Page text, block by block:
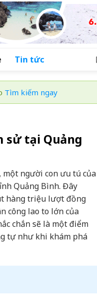
Tin tức
Tìm kiếm ngay
sử tại Quảng
một người con ưu tú của
Quảng Bình. Đây
hàng triệu lượt đồng
công lao to lớn của
chắn sẽ là một điểm
tự như khi khám phá